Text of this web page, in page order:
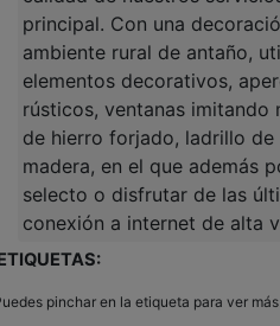
principal. Con una
ambiente rural de antaño,
elementos decorativos,
rústicos, ventanas imitando
de hierro forjado, ladrillo
madera, en el que además
selecto o disfrutar de las
conexión a internet de alta
pinchar en la etiqueta para ver